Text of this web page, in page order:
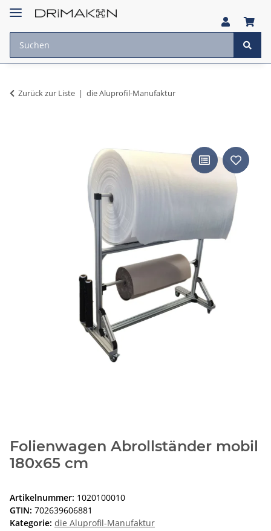
Zurück zur Liste die Aluprofil-Manufaktur
Folienwagen Abrollständer mobil
180x65 cm
Artikelnummer: 1020100010
GTIN: 702639606881
Kategorie: die Aluprofil-Manufaktur